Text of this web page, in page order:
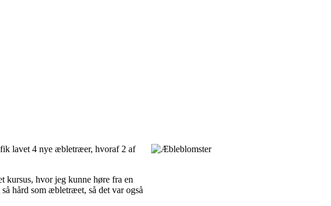
lavet 4 nye æbletræer, hvoraf 2 af
kursus, hvor jeg kunne høre fra en
hård som æbletræet, så det var også